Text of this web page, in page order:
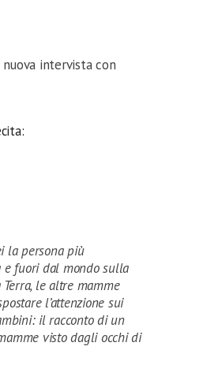
intervista con
la persona più
e fuori dal mondo sulla
le altre mamme
l’attenzione sui
il racconto di un
visto dagli occhi di